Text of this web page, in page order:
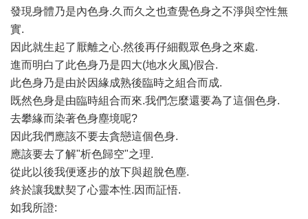
發現身體乃是內色身.久而久之也查覺色身之不淨與空性無
實.
因此就生起了厭離之心.然後再仔細觀眾色身之來處.
進而明白了此色身乃是四大(地水火風)假合.
此色身乃是由於因緣成熟後臨時之組合而成.
既然色身是由臨時組合而來.我們怎麼還要為了這個色身.
去攀緣而染著色身塵境呢?
因此我們應該不要去貪戀這個色身.
應該要去了解"析色歸空"之理.
從此以後我便逐步的放下與超脫色塵.
終於讓我默契了心靈本性.因而証悟.
如我所證: